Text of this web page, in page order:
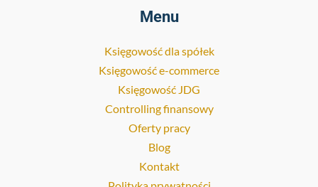
Menu
Księgowość dla spółek
Księgowość e-commerce
Księgowość JDG
Controlling finansowy
Oferty pracy
Blog
Kontakt